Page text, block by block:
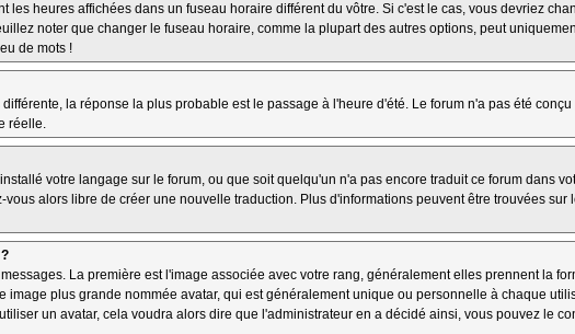
les heures affichées dans un fuseau horaire différent du vôtre. Si c'est le cas, vous devriez
noter que changer le fuseau horaire, comme la plupart des autres options, peut
de mots !
la réponse la plus probable est le passage à l'heure d'été. Le forum n'a pas été
réelle.
votre langage sur le forum, ou que soit quelqu'un n'a pas encore traduit ce forum dans
alors libre de créer une nouvelle traduction. Plus d'informations peuvent être trouvées
La première est l'image associée avec votre rang, généralement elles prennent la
plus grande nommée avatar, qui est généralement unique ou personnelle à chaque
un avatar, cela voudra alors dire que l'administrateur en a décidé ainsi, vous pouvez le